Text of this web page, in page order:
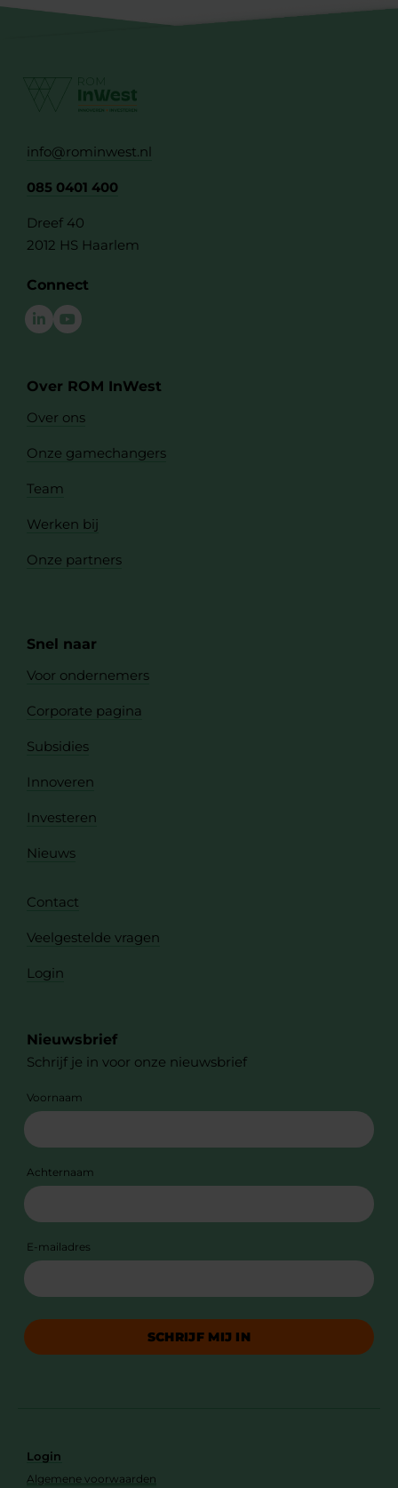
info@rominwest.nl
085 0401 400
Dreef 40
2012 HS Haarlem
Connect
Over ROM InWest
Over ons
Onze gamechangers
Team
Werken bij
Onze partners
Snel naar
Voor ondernemers
Corporate pagina
Subsidies
Innoveren
Investeren
Nieuws
Contact
Veelgestelde vragen
Login
Nieuwsbrief
Schrijf je in voor onze nieuwsbrief
Voornaam
Achternaam
E-mailadres
SCHRIJF MIJ IN
Login
Algemene voorwaarden